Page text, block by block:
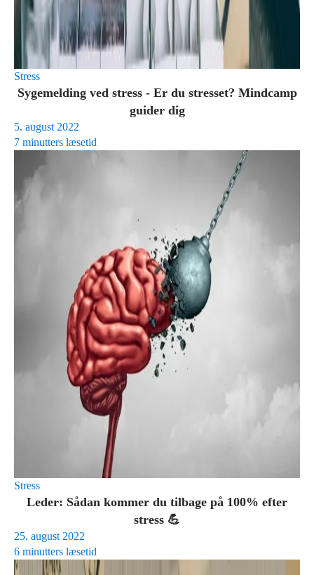
Stress
Sygemelding ved stress - Er du stresset? Mindcamp
guider dig
5. august 2022
7 minutters læsetid
Stress
Leder: Sådan kommer du tilbage på 100% efter
stress 💪
25. august 2022
6 minutters læsetid